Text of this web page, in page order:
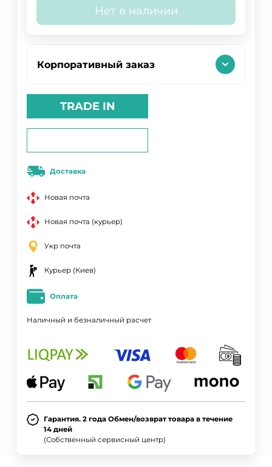
Нет в наличии
Корпоративный заказ
TRADE IN
Доставка
Новая почта
Новая почта (курьер)
Укр почта
Курьер (Киев)
Оплата
Наличный и безналичный расчет
Гарантия. 2 года Обмен/возврат товара в течение
14 дней
(Собственный сервисный центр)